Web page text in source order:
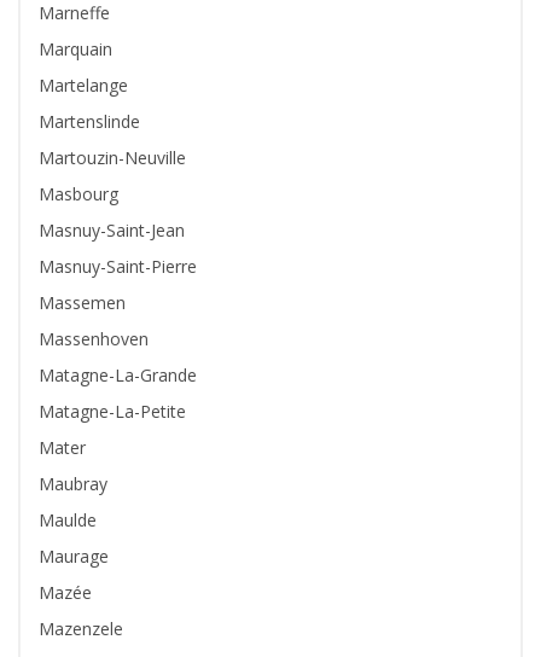
Marneffe
Marquain
Martelange
Martenslinde
Martouzin-Neuville
Masbourg
Masnuy-Saint-Jean
Masnuy-Saint-Pierre
Massemen
Massenhoven
Matagne-La-Grande
Matagne-La-Petite
Mater
Maubray
Maulde
Maurage
Mazée
Mazenzele